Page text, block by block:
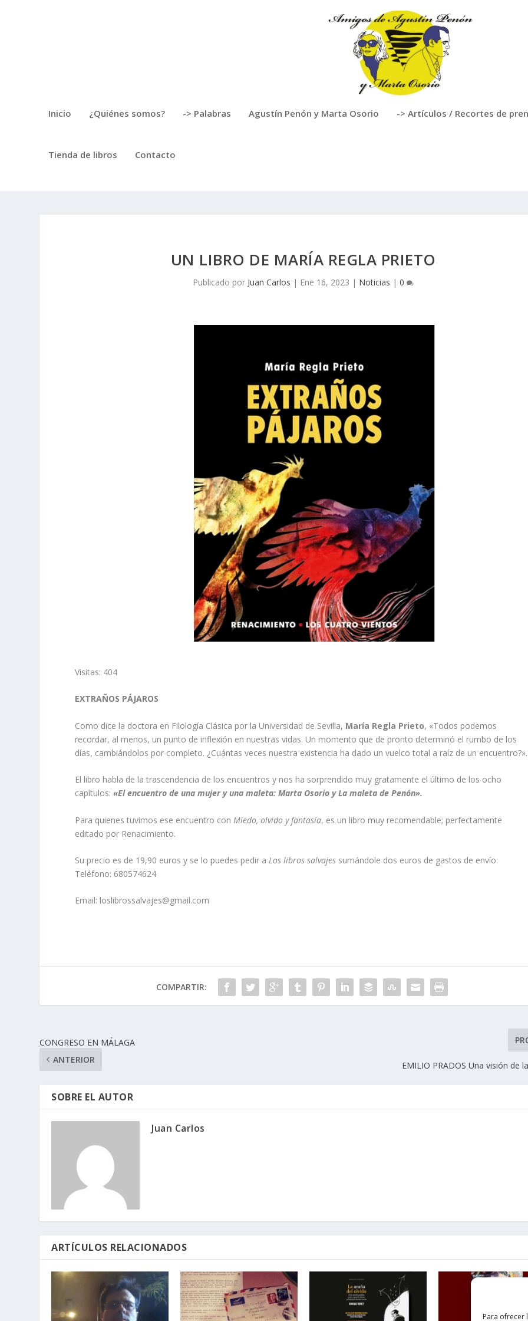
Para ofrecer
Inicio ¿Quiénes somos? -> Palabras Agustín Penón y Marta Osorio -> Artículos / Recortes de
Tienda de libros Contacto
UN LIBRO DE MARÍA REGLA PRIETO
Publicado por Juan Carlos | Ene 16, 2023 | Noticias |0
Visitas: 404
EXTRAÑOS PÁJAROS
Como dice la doctora en Filología Clásica por la Universidad de Sevilla, María Regla Prieto, «Todos podemos
recordar, al menos, un punto de inflexión en nuestras vidas. Un momento que de pronto determinó el rumbo de los
días, cambiándolos por completo. ¿Cuántas veces nuestra existencia ha dado un vuelco total a raíz de un encuentro?».
El libro habla de la trascendencia de los encuentros y nos ha sorprendido muy gratamente el último de los ocho
capítulos:«El encuentro de una mujer y una maleta: Marta Osorio y La maleta de Penón».
Para quienes tuvimos ese encuentro con Miedo, olvido y fantasía, es un libro muy recomendable; perfectamente
editado por Renacimiento.
Su precio es de 19,90 euros y se lo puedes pedir aLos libros salvajes sumándole dos euros de gastos de envío:
Teléfono: 680574624
Email: loslibrossalvajes@gmail.com
COMPARTIR:
CONGRESO EN MÁLAGA
ANTERIOR
EMILIO PRADOS Una visión de
SOBRE EL AUTOR
Juan Carlos
ARTÍCULOS RELACIONADOS